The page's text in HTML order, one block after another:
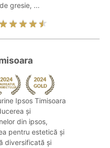
gresie, ...
Ipsos Timisoara
și
din ipsos,
pentru estetică și
diversificată și